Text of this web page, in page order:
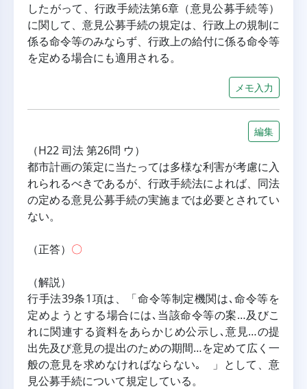
したがって、行政手続法第6章（意見公募手続等）
に関して、意見公募手続の規定は、行政上の規制に
係る命令等のみならず、行政上の給付に係る命令等
を定める場合にも適用される。
メモ入力
編集
（H22 司法 第26問 ウ）
都市計画の策定に当たっては多様な利害が考慮に入
れられるべきであるが、行政手続法によれば、同法
の定める意見公募手続の実施までは必要とされてい
ない。
（正答） 〇
（解説）
行手法39条1項は、「命令等制定機関は､命令等を
定めようとする場合には､当該命令等の案…及びこ
れに関連する資料をあらかじめ公示し､意見…の提
出先及び意見の提出のための期間…を定めて広く一
般の意見を求めなければならない｡ 」として、意
見公募手続について規定している。